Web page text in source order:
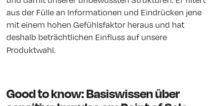
aus der Fülle an Informationen und Eindrücken jene
mit einem hohen Gefühlsfaktor heraus und hat
deshalb beträchtlichen Einfluss auf unsere
Produktwahl.
Good to know: Basiswissen über